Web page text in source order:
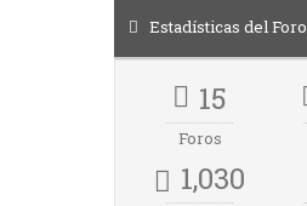
Estadísticas del Foro
15
Foros
1,030